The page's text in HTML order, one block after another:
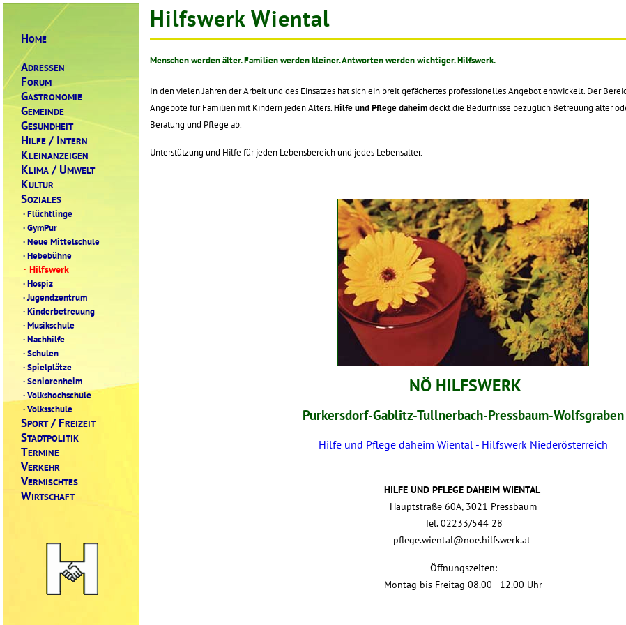
HOME
ADRESSEN
FORUM
GASTRONOMIE
GEMEINDE
GESUNDHEIT
HILFE / INTERN
KLEINANZEIGEN
KLIMA / UMWELT
KULTUR
SOZIALES
·Flüchtlinge
·GymPur
·Neue Mittelschule
·Hebebühne
· Hilfswerk
·Hospiz
·Jugendzentrum
·Kinderbetreuung
·Musikschule
·Nachhilfe
·Schulen
·Spielplätze
·Seniorenheim
·Volkshochschule
·Volksschule
SPORT/ FREIZEIT
STADTPOLITIK
TERMINE
VERKEHR
VERMISCHTES
WIRTSCHAFT
Hilfswerk Wiental
Menschen werden älter. Familien werden kleiner. Antworten werden wichtiger. Hilfswerk.
In den vielen Jahren der Arbeit und des Einsatzes hat sich ein breit gefächertes professionelles Angebot entwickelt. Der
Angebote für Familien mit Kindern jeden Alters.Hilfe und Pflege daheimdeckt die Bedürfnisse bezüglich Betreuung alter
Beratung und Pflege ab.
Unterstützung und Hilfe für jeden Lebensbereich und jedes Lebensalter.
NÖ HILFSWERK
Purkersdorf-Gablitz-Tullnerbach-Pressbaum-Wolfsgraben
Hilfe und Pflege daheim Wiental - Hilfswerk Niederösterreich
HILFE UND PFLEGE DAHEIM WIENTAL
Hauptstraße 60A, 3021 Pressbaum
Tel. 02233/544 28
pflege.wiental@noe.hilfswerk.at
Öffnungszeiten:
Montag bis Freitag 08.00 - 12.00 Uhr